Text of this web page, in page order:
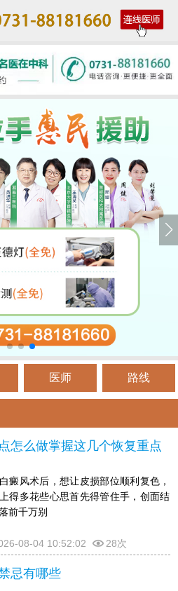
医师 路线
怎么做掌握这几个恢复重点
癜风术后，想让皮损部位顺利复色，
得多花些心思首先得管住手，创面结
前千万别
08-04 10:52:02 28次
忌有哪些